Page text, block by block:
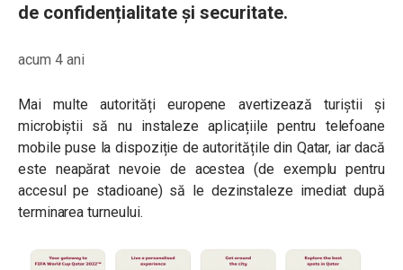
de confidențialitate și securitate.
acum 4 ani
Mai multe
autorități europene avertizează turiștii și
microbiștii să nu instaleze aplicațiile pentru telefoane
mobile puse la dispoziție de autoritățile din Qatar, iar dacă
este neapărat nevoie de acestea (de exemplu pentru
accesul pe stadioane) să le dezinstaleze imediat după
terminarea turneului.